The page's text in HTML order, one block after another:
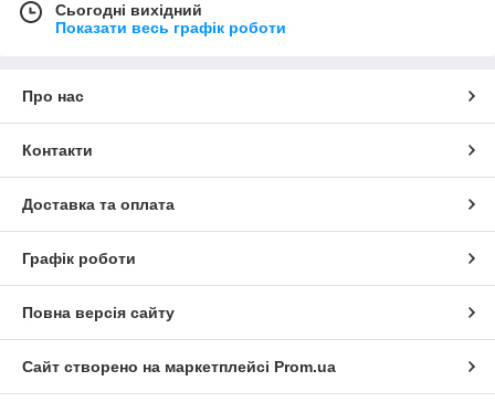
Сьогодні вихідний
Показати весь графік роботи
Про нас
Контакти
Доставка та оплата
Графік роботи
Повна версія сайту
Сайт створено на маркетплейсі Prom.ua